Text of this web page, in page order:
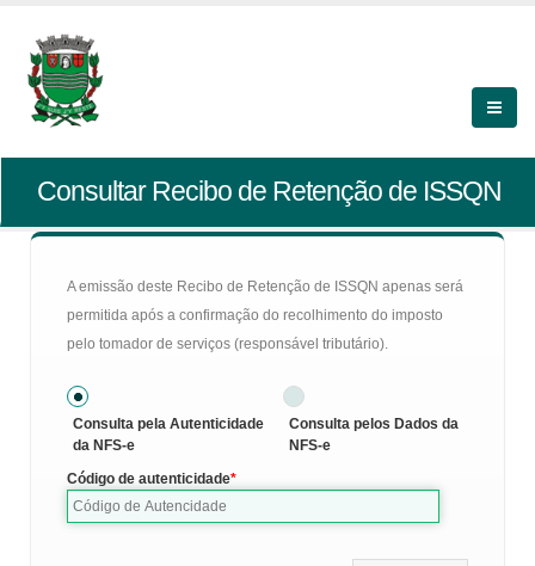
Consultar Recibo de Retenção de ISSQN
A emissão deste Recibo de Retenção de ISSQN apenas será
permitida após a confirmação do recolhimento do imposto
pelo tomador de serviços (responsável tributário).
Consulta pela Autenticidade
da NFS-e
Consulta pelos Dados da
NFS-e
Código de autenticidade